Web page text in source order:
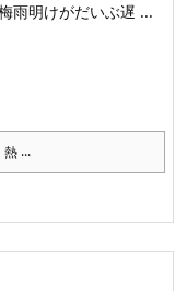
雨明けがだいぶ遅 ...
熱 ...